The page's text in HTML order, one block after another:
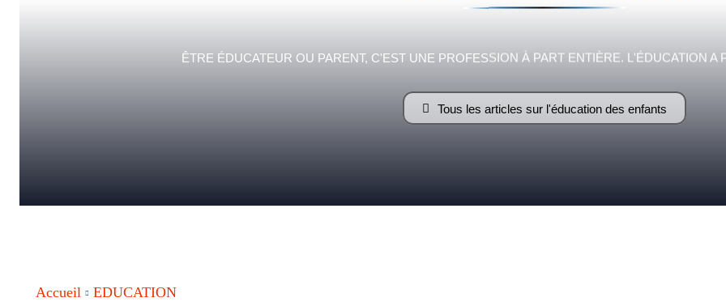
ÊTRE ÉDUCATEUR OU PARENT, C'EST UNE PROFESSION À PART ENTIÈRE. L'ÉDUCATION A
Tous les articles sur l'éducation des enfants
Accueil EDUCATION